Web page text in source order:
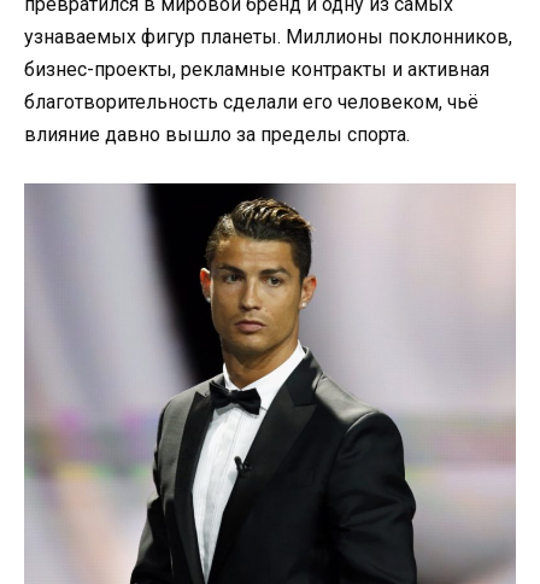
узнаваемых фигур планеты. Миллионы поклонников,
бизнес-проекты, рекламные контракты и активная
благотворительность сделали его человеком, чьё
влияние давно вышло за пределы спорта.